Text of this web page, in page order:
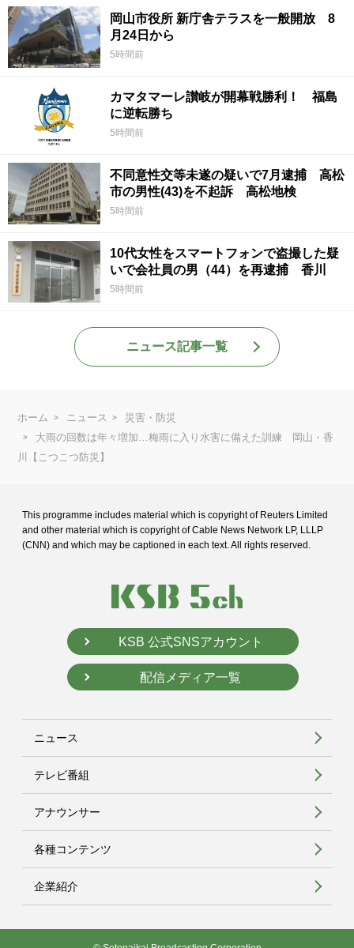
岡山市役所 新庁舎テラスを一般開放 8
月24日から
5時間前
カマタマーレ讃岐が開幕戦勝利！ 福島
に逆転勝ち
5時間前
不同意性交等未遂の疑いで7月逮捕 高松
市の男性(43)を不起訴 高松地検
5時間前
10代女性をスマートフォンで盗撮した疑
いで会社員の男（44）を再逮捕 香川
5時間前
ニュース記事一覧
ホーム ニュース
災害・防災
大雨の回数は年々増加…梅雨に入り水害に備えた訓練 岡山・香
川【こつこつ防災】
This programme includes material which is copyright of Reuters Limited
and other material which is copyright of Cable News Network LP, LLLP
(CNN) and which may be captioned in each text. All rights reserved.
KSB 公式SNSアカウント
配信メディア一覧
ニュース
テレビ番組
アナウンサー
各種コンテンツ
企業紹介